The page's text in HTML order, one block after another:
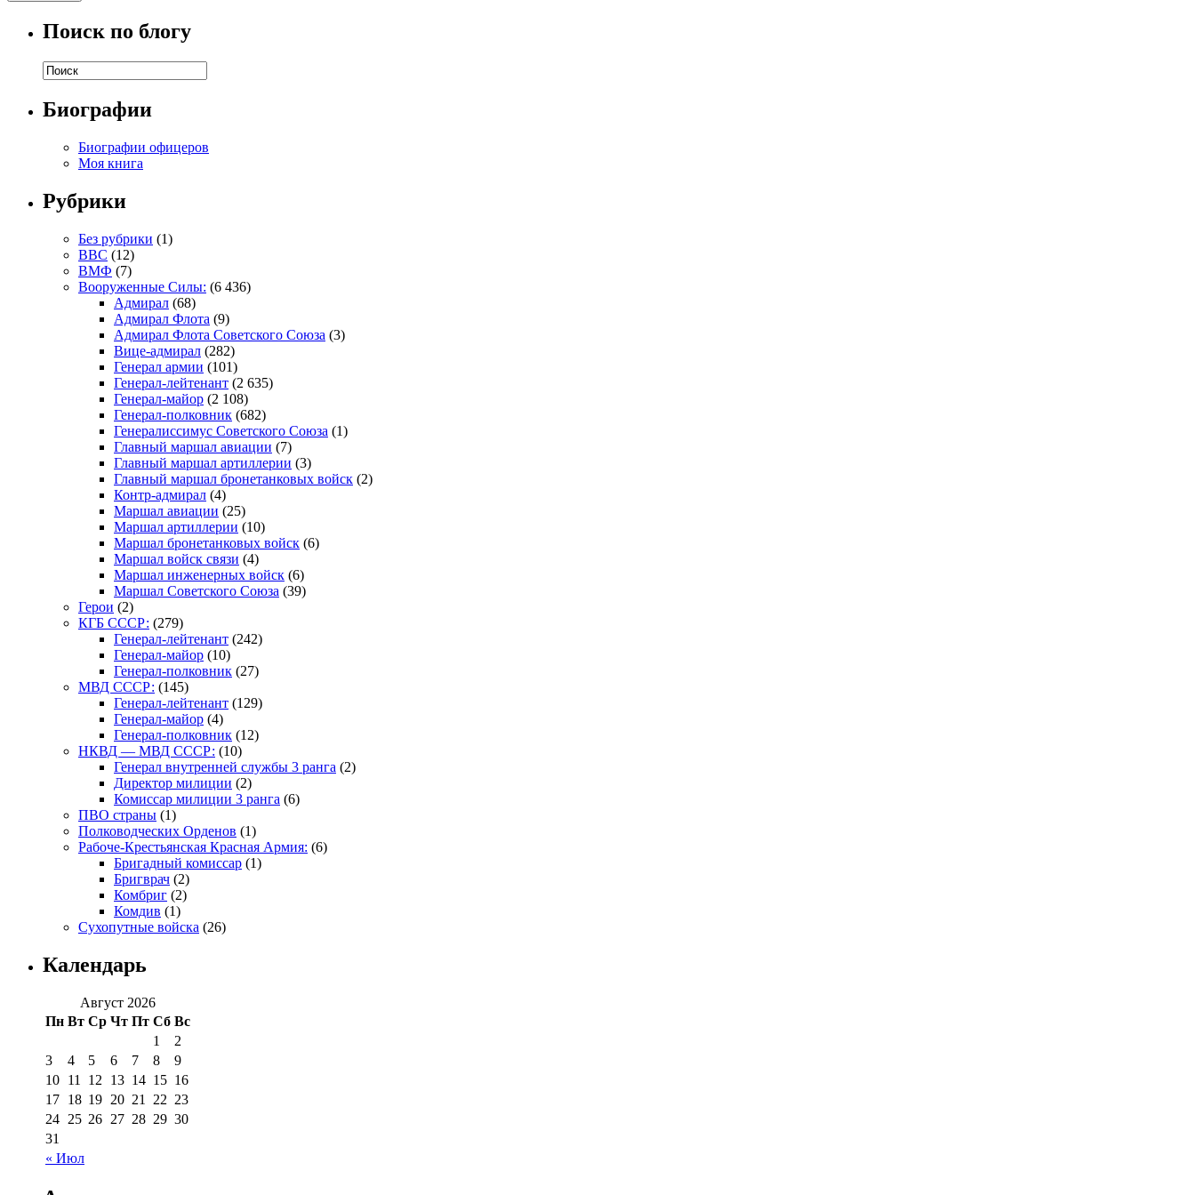
Поиск по блогу
Биографии
Биографии офицеров
Моя книга
Рубрики
Без рубрики (1)
ВВС (12)
ВМФ (7)
Вооруженные Силы: (6 436)
Адмирал (68)
Адмирал Флота (9)
Адмирал Флота Советского Союза (3)
Вице-адмирал (282)
Генерал армии (101)
Генерал-лейтенант (2 635)
Генерал-майор (2 108)
Генерал-полковник (682)
Генералиссимус Советского Союза (1)
Главный маршал авиации (7)
Главный маршал артиллерии (3)
Главный маршал бронетанковых войск (2)
Контр-адмирал (4)
Маршал авиации (25)
Маршал артиллерии (10)
Маршал бронетанковых войск (6)
Маршал войск связи (4)
Маршал инженерных войск (6)
Маршал Советского Союза (39)
Герои (2)
КГБ СССР: (279)
Генерал-лейтенант (242)
Генерал-майор (10)
Генерал-полковник (27)
МВД СССР: (145)
Генерал-лейтенант (129)
Генерал-майор (4)
Генерал-полковник (12)
НКВД — МВД СССР: (10)
Генерал внутренней службы 3 ранга (2)
Директор милиции (2)
Комиссар милиции 3 ранга (6)
ПВО страны (1)
Полководческих Орденов (1)
Рабоче-Крестьянская Красная Армия: (6)
Бригадный комиссар (1)
Бригврач (2)
Комбриг (2)
Комдив (1)
Сухопутные войска (26)
Календарь
Август 2026
Пн Вт Ср Чт Пт Сб Вс
« Июл
1
2
3
4 5 6 7 8
9
10 11 12 13 14 15 16
17 18 19 20 21 22 23
24 25 26 27 28 29 30
31